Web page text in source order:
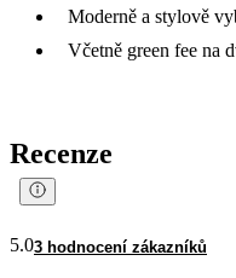
Moderně a stylově
Včetně green fee na
Recenze
5.03 hodnocení zákazníků